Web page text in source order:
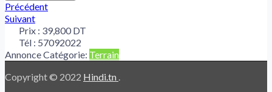
Précédent
Suivant
Prix : 39,800 DT
Tél : 57092022
Annonce Catégorie: Terrain
Copyright © 2022 Hindi.tn .